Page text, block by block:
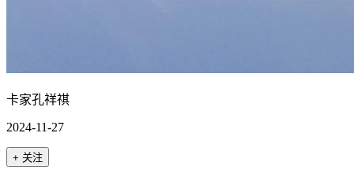
卡家孔祥祺
2024-11-27
+ 关注